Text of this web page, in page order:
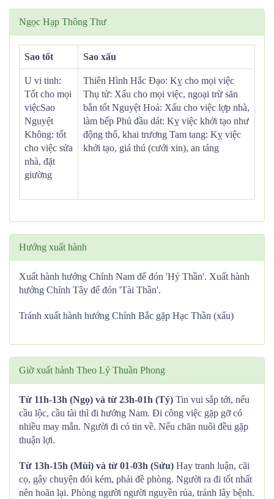
Ngọc Hạp Thông Thư
Sao tốt Sao xấu
U vi tinh:
Tốt cho mọi
việcSao
Nguyệt
Không: tốt
cho việc sửa
nhà, đặt
giường
Thiên Hình Hắc Đạo: Kỵ cho mọi việc
Thụ tử: Xấu cho mọi việc, ngoại trừ săn
bắn tốt Nguyệt Hoả: Xấu cho việc lợp nhà,
làm bếp Phủ đầu dát: Kỵ việc khởi tạo như
động thổ, khai trương Tam tang: Kỵ việc
khởi tạo, giá thú (cưới xin), an táng
Hướng xuất hành
Xuất hành hướng Chính Nam để đón 'Hỷ Thần'. Xuất hành
hướng Chính Tây để đón 'Tài Thần'.
Tránh xuất hành hướng Chính Bắc gặp Hạc Thần (xấu)
Giờ xuất hành Theo Lý Thuần Phong
Từ 11h-13h (Ngọ) và từ 23h-01h (Tý) Tin vui sắp tới, nếu
cầu lộc, cầu tài thì đi hướng Nam. Đi công việc gặp gỡ có
nhiều may mắn. Người đi có tin về. Nếu chăn nuôi đều gặp
thuận lợi.
Từ 13h-15h (Mùi) và từ 01-03h (Sửu) Hay tranh luận, cãi
cọ, gây chuyện đói kém, phải đề phòng. Người ra đi tốt nhất
nên hoãn lại. Phòng người người nguyền rủa, tránh lây bệnh.